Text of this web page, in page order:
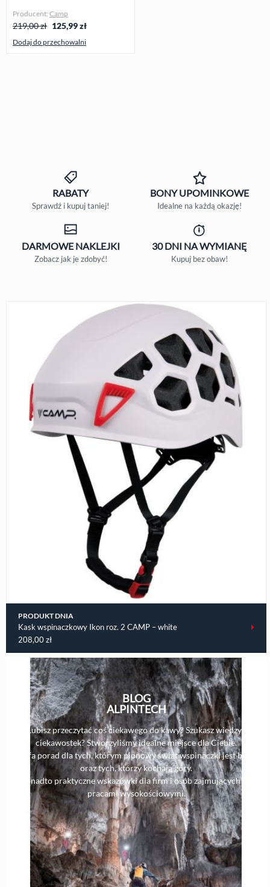
Producent: Camp
219,00 zł 125,99zł
Dodaj do przechowalni
RABATY
Sprawdź i kupuj taniej!
BONYUPOMINKOWE
Idealne na każdą okazję!
DARMOWENAKLEJKI
Zobacz jak je zdobyć!
30 DNI NA WYMIANĘ
Kupuj bez obaw!
PRODUKT DNIA
Kask wspinaczkowy Ikon roz. 2 CAMP – white
208,00zł
BLOG
ALPINTECH
Lubisz przeczytać coś ciekawego do kawy? Szukasz wiedzy i
ciekawostek? Stworzyliśmy idealne miejsce dla Ciebie.
Strefa porad dla tych, którym pionowy świat wspinaczki jest bliski,
oraz tych, którzy kochają góry.
Ponadto praktyczne wskazówki dla firm i osób zajmujących się
pracami wysokościowymi.